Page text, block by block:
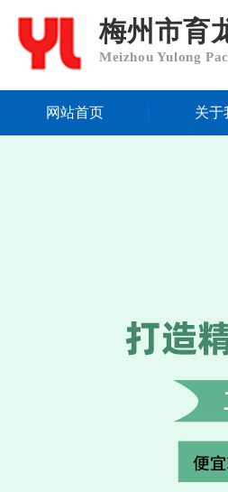
梅州市育
Meizhou Yulong
网站首页 关于